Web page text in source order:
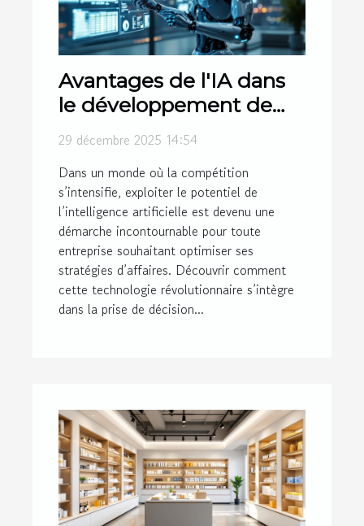
Avantages de l'IA dans
le développement de
stratégies d'affaires
29 décembre 2025 14:54
Dans un monde où la compétition
s’intensifie, exploiter le potentiel de
l’intelligence artificielle est devenu une
démarche incontournable pour toute
entreprise souhaitant optimiser ses
stratégies d’affaires. Découvrir comment
cette technologie révolutionnaire s’intègre
dans la prise de décision...